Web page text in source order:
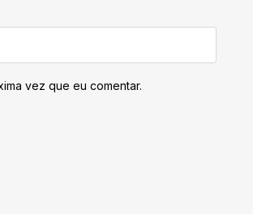
vez que eu comentar.